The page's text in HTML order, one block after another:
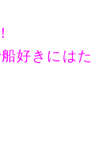
好きにはた